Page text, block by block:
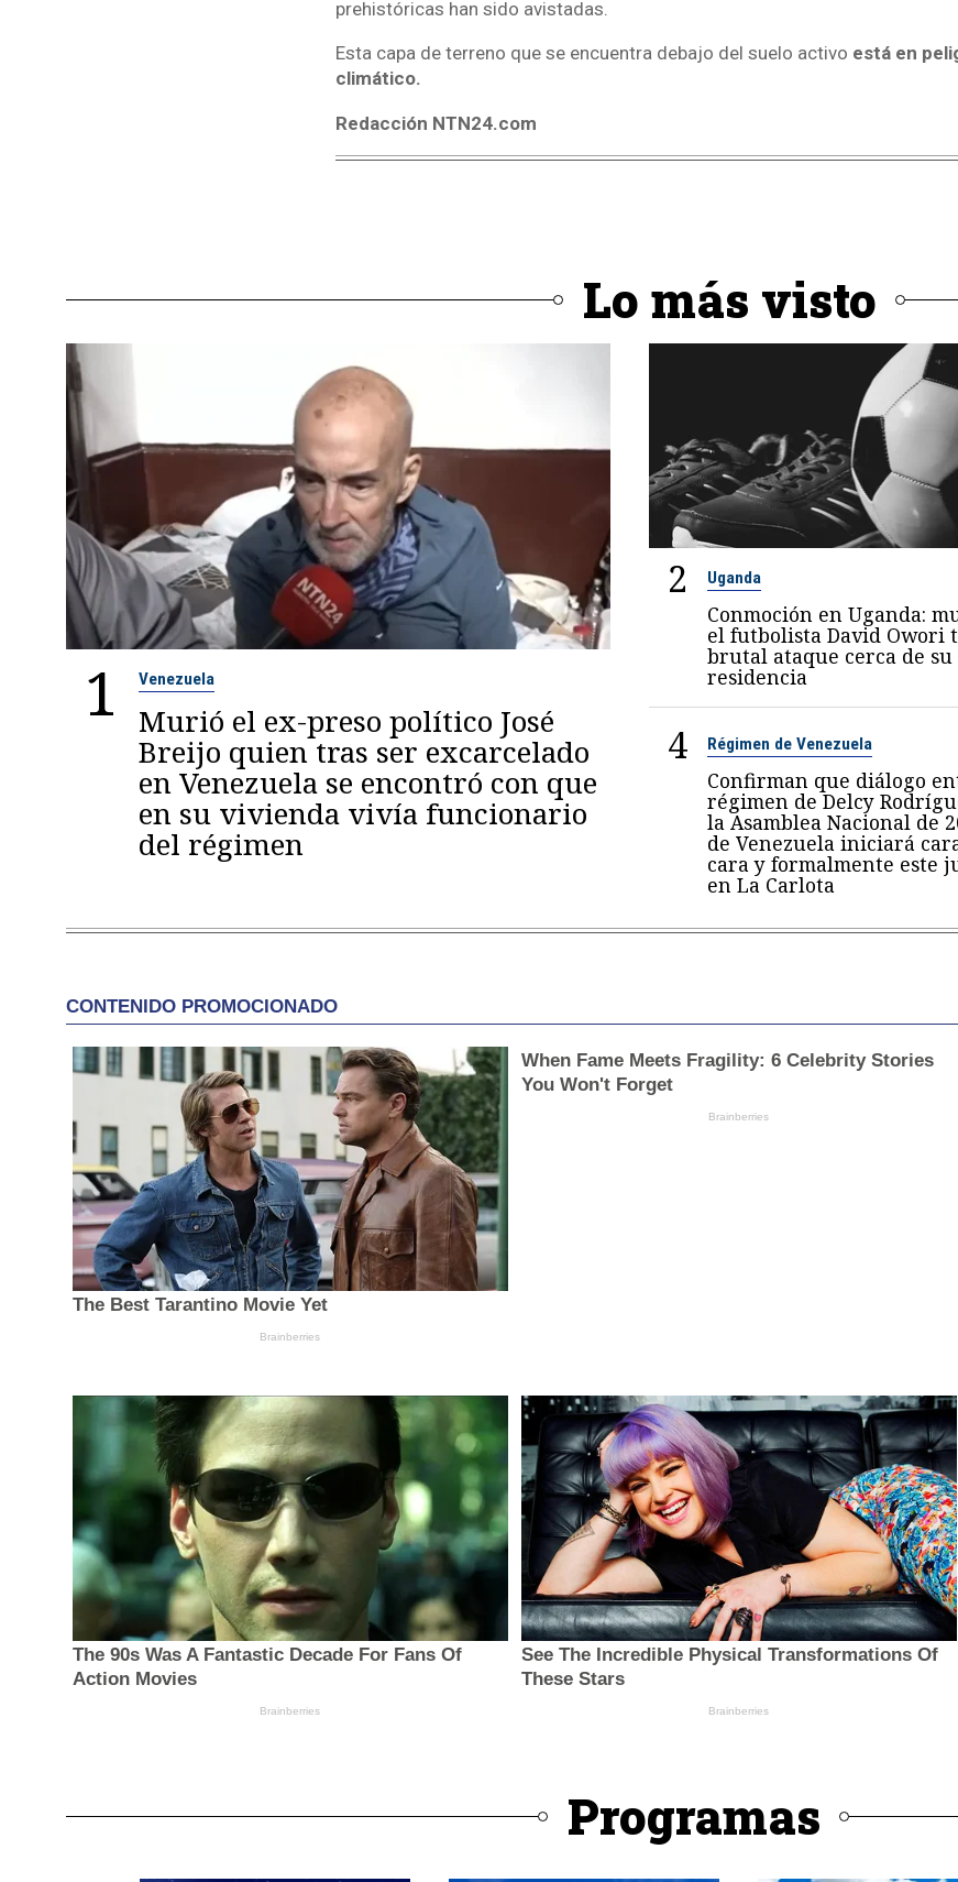
prehistóricas han sido avistadas.
Esta capa de terreno que se encuentra debajo del suelo activo está en
climático.
Redacción NTN24.com
Lo más visto
1 Venezuela
Murió el ex-preso político José
Breijo quien tras ser excarcelado
en Venezuela se encontró con que
en su vivienda vivía funcionario
del régimen
2 Uganda
Conmoción en Uganda:
el futbolista David Owori
brutal ataque cerca de su
residencia
4 Régimen de Venezuela
Confirman que diálogo
régimen de Delcy
la Asamblea Nacional de
de Venezuela iniciará
cara y formalmente este
en La Carlota
Programas